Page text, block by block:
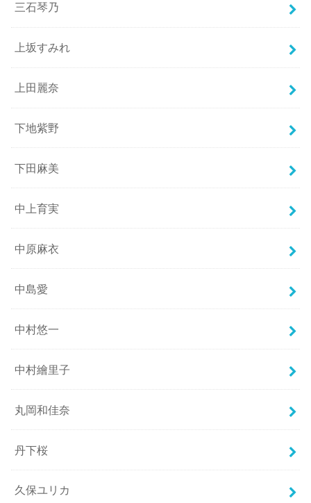
三石琴乃
上坂すみれ
上田麗奈
下地紫野
下田麻美
中上育実
中原麻衣
中島愛
中村悠一
中村繪里子
丸岡和佳奈
丹下桜
久保ユリカ